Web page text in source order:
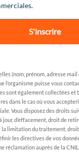
S'inscrire
(nom, prénom, adresse
l’organisme puisse vous
sont également collectées et
dans le cas où vous
Vous disposez des droits
jour, d’effacement, droit de
limitation du traitement, droit
les directives de vos
réclamation auprès de la